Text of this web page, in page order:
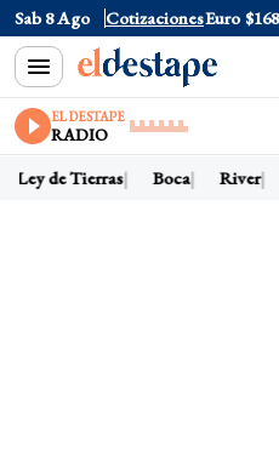
Sab 8 Ago Cotizaciones
CCL $1580.7 Euro $1688.03
EL DESTAPE
RADIO
de Tierras Boca River